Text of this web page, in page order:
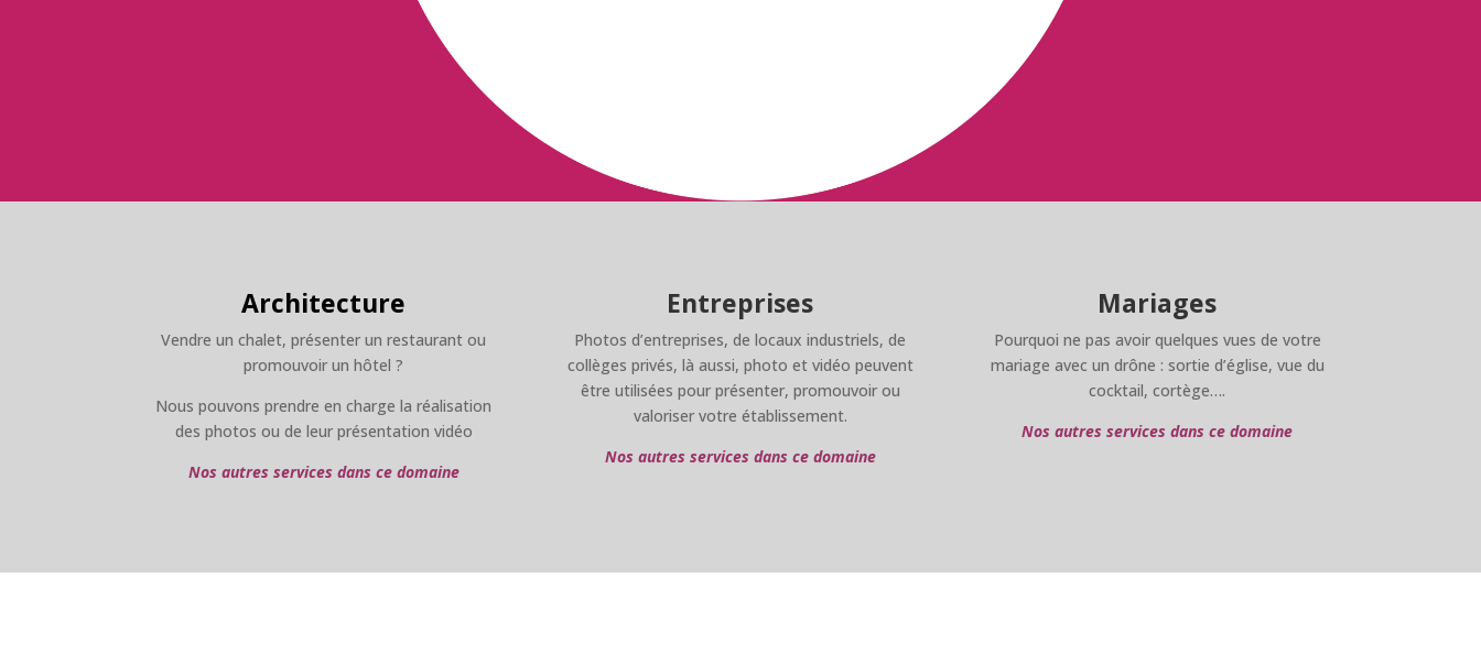
Architecture
Vendre un chalet, présenter un restaurant ou
promouvoir un hôtel ?
Nous pouvons prendre en charge la réalisation
des photos ou de leur présentation vidéo
Nos autres services dans ce domaine
Entreprises
Photos d’entreprises, de locaux industriels, de
collèges privés, là aussi, photo et vidéo peuvent
être utilisées pour présenter, promouvoir ou
valoriser votre établissement.
Nos autres services dans ce domaine
Mariages
Pourquoi ne pas avoir quelques vues de votre
mariage avec un drône : sortie d’église, vue du
cocktail, cortège….
Nos autres services dans ce domaine